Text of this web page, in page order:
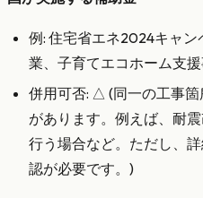
例: 住宅省エネ2024キャ
業、子育てエコホーム支援
併用可否: △ (同一の工事
があります。例えば、耐
行う場合など。ただし、
認が必要です。)